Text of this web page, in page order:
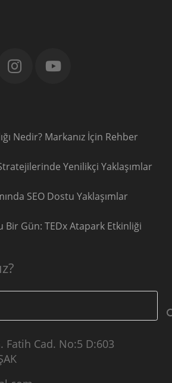
Nedir? Markanız İçin Rehber
Yenilikçi Yaklaşımlar
SEO Dostu Yaklaşımlar
Bir Gün: TEDx Atapark Etkinliği
Fatih Cad. No:5 D:603